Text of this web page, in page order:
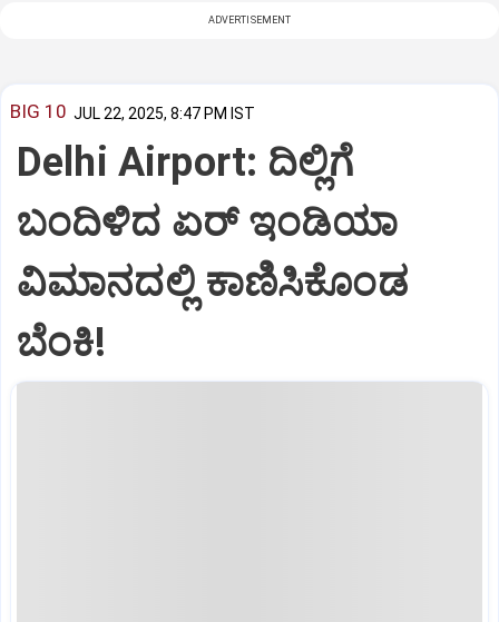
ADVERTISEMENT
BIG 10 JUL 22, 2025, 8:47 PM IST
Delhi Airport: ದಿಲ್ಲಿಗೆ
ಬಂದಿಳಿದ ಏರ್‌ ಇಂಡಿಯಾ
ವಿಮಾನದಲ್ಲಿ ಕಾಣಿಸಿಕೊಂಡ
ಬೆಂಕಿ!